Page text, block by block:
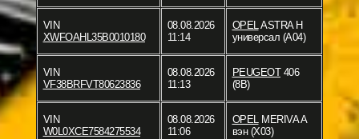
VIN
XWFOAHL35B0010180
08.08.2026
11:14
OPELASTRA H
универсал (A04)
VIN
VF38BRFVT80623836
08.08.2026
11:13
PEUGEOT406
(8B)
VIN
W0L0XCE7584275534
08.08.2026
11:06
OPELMERIVA A
вэн (X03)